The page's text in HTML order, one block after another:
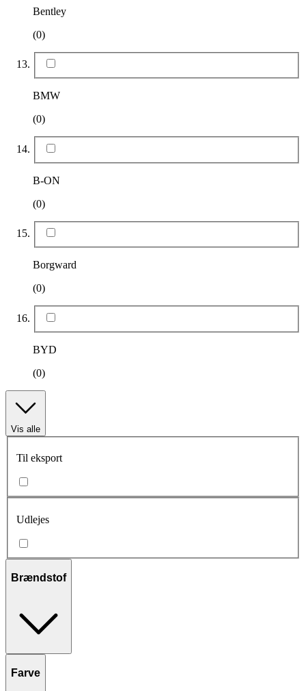
Bentley
(0)
BMW
(0)
B-ON
(0)
Borgward
(0)
BYD
(0)
Vis alle
Til eksport
Udlejes
Brændstof
Farve